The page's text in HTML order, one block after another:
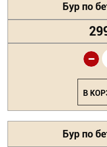
Бур по
-
В
Бур по